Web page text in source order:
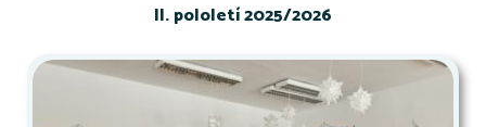
II. pololetí 2025/2026